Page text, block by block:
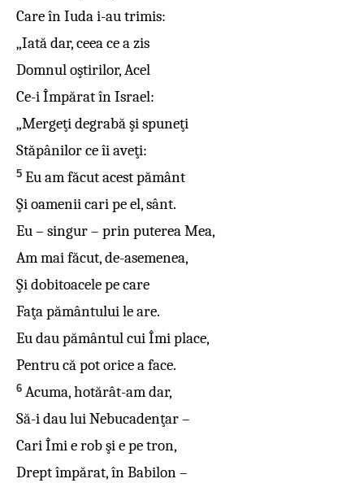
Care în Iuda i-au trimis:
„Iată dar, ceea ce a zis
Domnul oştirilor, Acel
Ce-i Împărat în Israel:
„Mergeţi degrabă şi spuneţi
Stăpânilor ce îi aveţi:
5 Eu am făcut acest pământ
Şi oamenii cari pe el, sânt.
Eu – singur – prin puterea Mea,
Am mai făcut, de-asemenea,
Şi dobitoacele pe care
Faţa pământului le are.
Eu dau pământul cui Îmi place,
Pentru că pot orice a face.
6 Acuma, hotărât-am dar,
Să-i dau lui Nebucadenţar –
Cari Îmi e rob şi e pe tron,
Drept împărat, în Babilon –